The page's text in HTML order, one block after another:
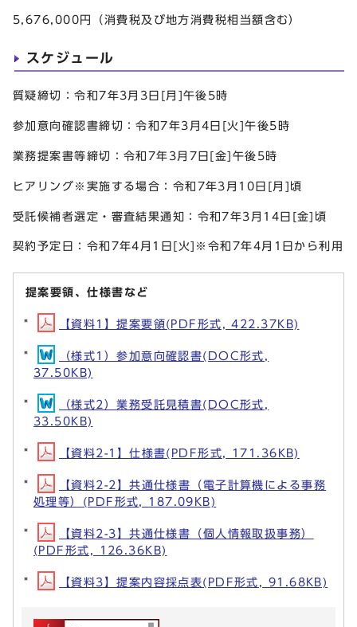
5,676,000円（消費税及び地方消費税相当額含む）
スケジュール
質疑締切：令和7年3月3日[月]午後5時
参加意向確認書締切：令和7年3月4日[火]午後5時
業務提案書等締切：令和7年3月7日[金]午後5時
ヒアリング※実施する場合：令和7年3月10日[月]頃
受託候補者選定・審査結果通知：令和7年3月14日[金]頃
契約予定日：令和7年4月1日[火]※令和7年4月1日から利用
提案要領、仕様書など
【資料1】提案要領(PDF形式, 422.37KB)
（様式1）参加意向確認書(DOC形式,
37.50KB)
（様式2）業務受託見積書(DOC形式,
33.50KB)
【資料2-1】仕様書(PDF形式, 171.36KB)
【資料2-2】共通仕様書（電子計算機による事務
処理等）(PDF形式, 187.09KB)
【資料2-3】共通仕様書（個人情報取扱事務）
(PDF形式, 126.36KB)
【資料3】提案内容採点表(PDF形式, 91.68KB)